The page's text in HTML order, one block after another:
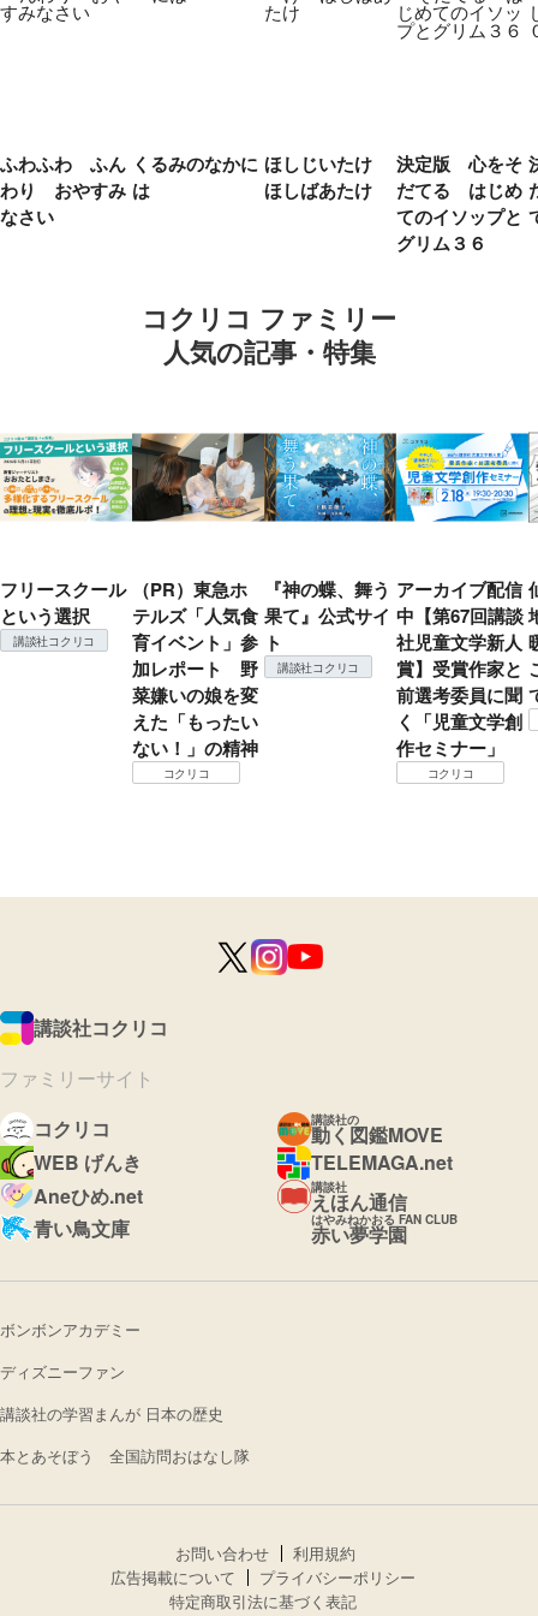
ふわふわ ふん
わり おやすみ
なさい
くるみのなかに
は
ほしじいたけ
ほしばあたけ
決定版 心をそ
だてる はじめ
てのイソップと
グリム３６
コクリコ ファミリー
人気の記事・特集
フリースクール
という選択
講談社コクリコ
（PR）東急ホ
テルズ「人気食
育イベント」参
加レポート 野
菜嫌いの娘を変
えた「もったい
ない！」の精神
コクリコ
『神の蝶、舞う
果て』公式サイ
ト
講談社コクリコ
アーカイブ配信
中【第67回講談
社児童文学新人
賞】受賞作家と
前選考委員に聞
く「児童文学創
作セミナー」
コクリコ
講談社コクリコ
ファミリーサイト
コクリコ
講談社の
動く図鑑MOVE
WEB げんき
TELEMAGA.net
Aneひめ.net
講談社
えほん通信
青い鳥文庫
はやみねかおる FAN CLUB
赤い夢学園
ボンボンアカデミー
ディズニーファン
講談社の学習まんが 日本の歴史
本とあそぼう 全国訪問おはなし隊
お問い合わせ
利用規約
広告掲載について
プライバシーポリシー
特定商取引法に基づく表記